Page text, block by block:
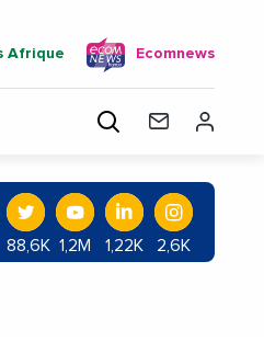
Afrique Ecomnews
88,6K 1,2M 1,22K 2,6K